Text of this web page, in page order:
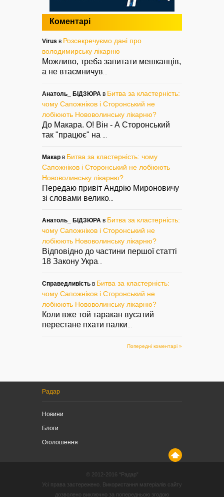
Коментарі
Virus в Розсекречуємо дані про
володимирську лікарню
Можливо, треба запитати мешканців,
а не втаємничув
Анатоль_ БІДЗЮРА в Битва за кластерність:
чому Сапожніков і Сторонський не
лобіюють Нововолинську лікарню?
До Макара. О! Він - А Сторонський
так "працює" на
Макар в Битва за кластерність: чому
Сапожніков і Сторонський не лобіюють
Нововолинську лікарню?
Передаю привіт Андрію Мироновичу
зі словами велико
Анатоль_ БІДЗЮРА в Битва за кластерність:
чому Сапожніков і Сторонський не
лобіюють Нововолинську лікарню?
Відповідно до частини першої статті
18 Закону Укра
Справедливість в Битва за кластерність:
чому Сапожніков і Сторонський не
лобіюють Нововолинську лікарню?
Коли вже той таракан вусатий
перестане пхати палки
Попередні коментарі »
Радар
Новини
Блоги
Оголошення
© 2012-2016 “Радар”
Усі права застережено. Використання матеріалів сайту
дозволено виключно за попередньою згодою